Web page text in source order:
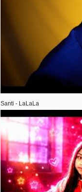
Santi - LaLaLa